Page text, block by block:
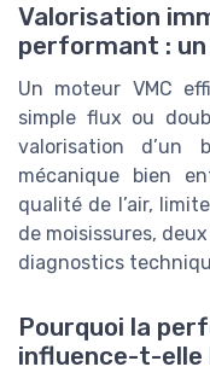
Valorisation
performant :
Un moteur VMC
simple flux ou
valorisation d’un
mécanique bien
qualité de l’air,
de moisissures,
diagnostics
Pourquoi la
influence-t-elle